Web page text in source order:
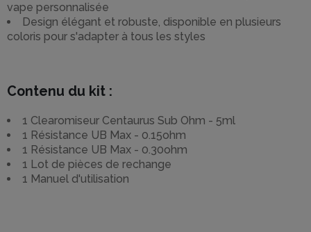
vape personnalisée
Design élégant et robuste, disponible en plusieurs
coloris pour s'adapter à tous les styles
Contenu du kit :
1 Clearomiseur Centaurus Sub Ohm - 5ml
1 Résistance UB Max - 0.15ohm
1 Résistance UB Max - 0.30ohm
1 Lot de pièces de rechange
1 Manuel d'utilisation